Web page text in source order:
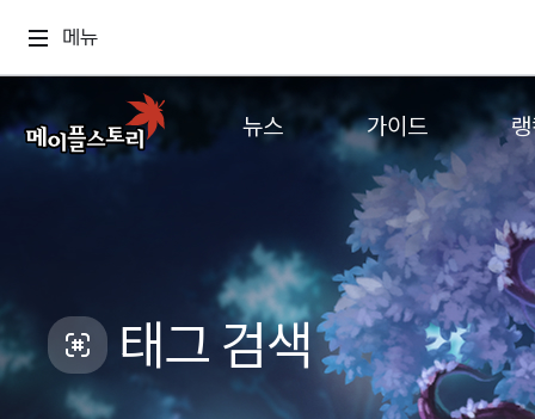
메뉴
뉴스
업데이트
이벤트
캐시샵 공지
메이플 알림판
with maple
가이드
게임정보
직업소개
확률형 아이템
NEXON NOW
추가정보
월드
컨텐
태그 검색